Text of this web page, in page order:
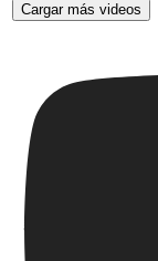
Cargar más videos